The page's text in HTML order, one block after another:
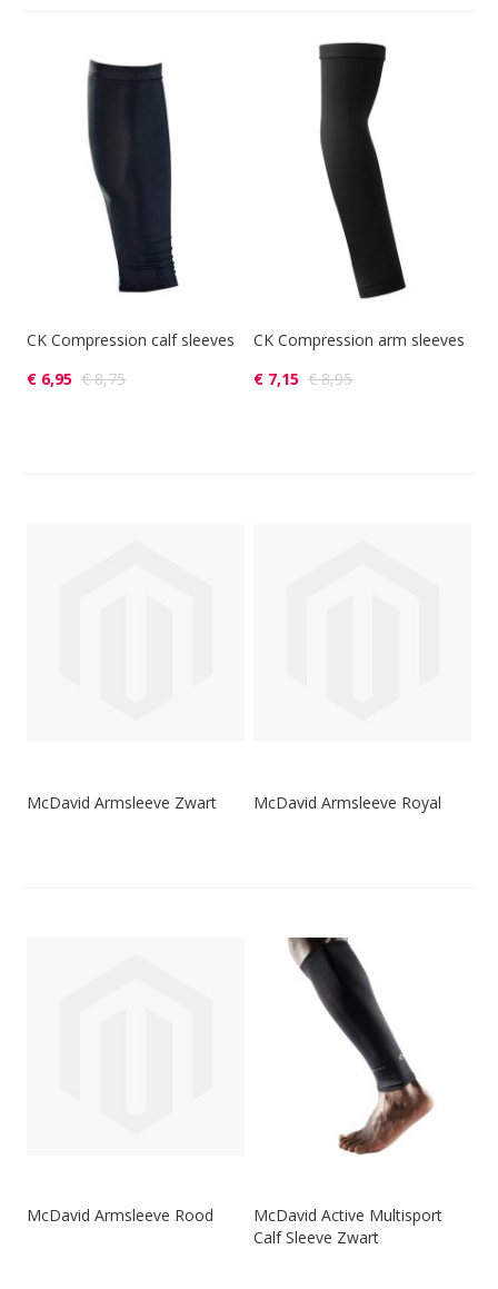
CK Compression calf sleeves
€ 6,95 € 8,75
CK Compression arm sleeves
€ 7,15 € 8,95
McDavid Armsleeve Zwart McDavid Armsleeve Royal
McDavid Armsleeve Rood
McDavid Active Multisport
Calf Sleeve Zwart